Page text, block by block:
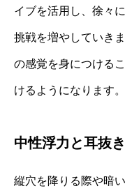
イブを活用し、徐々
挑戦を増やしていき
の感覚を身につける
けるようになります。
中性浮力と耳抜
縦穴を降りる際や暗